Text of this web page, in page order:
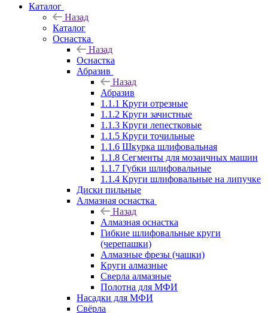
Каталог
Назад
Каталог
Оснастка
Назад
Оснастка
Абразив
Назад
Абразив
1.1.1 Круги отрезные
1.1.2 Круги зачистные
1.1.3 Круги лепестковые
1.1.5 Круги точильные
1.1.6 Шкурка шлифовальная
1.1.8 Сегменты для мозаичных машин
1.1.7 Губки шлифовальные
1.1.4 Круги шлифовальные на липучке
Диски пильные
Алмазная оснастка
Назад
Алмазная оснастка
Гибкие шлифовальные круги
(черепашки)
Алмазные фрезы (чашки)
Круги алмазные
Сверла алмазные
Полотна для МФИ
Насадки для МФИ
Свёрла